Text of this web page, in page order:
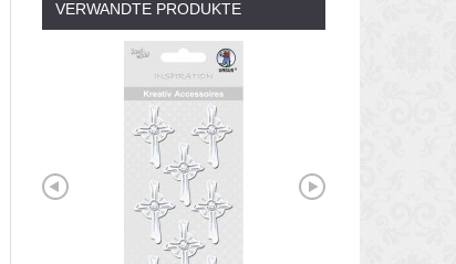
VERWANDTE PRODUKTE